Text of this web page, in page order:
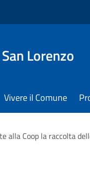
Lorenzo
Vivere il Comune
alla Coop la raccolta